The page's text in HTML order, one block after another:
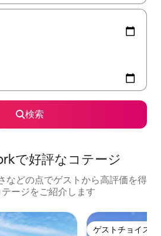
検索
で好評なコテージ
などの点でゲストから高評価を得
ージをご紹介します
ゲストチョイス